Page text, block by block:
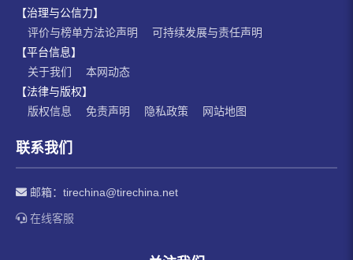
【治理与公信力】
评价与榜单方法论声明
可持续发展与责任声明
【平台信息】
关于我们
本网动态
【法律与版权】
版权信息
免责声明 隐私政策 网站地图
联系我们
邮箱： tirechina@tirechina.net
在线客服